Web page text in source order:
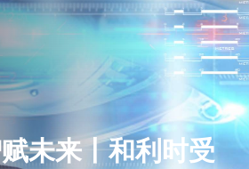
未来丨和利时受